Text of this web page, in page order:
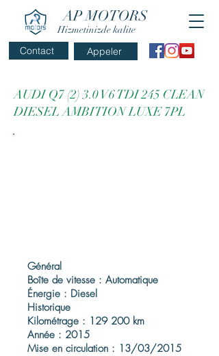
AP MOTORS
Hizmetinizde kalite
Appeler
Contact
AUDI Q7 (2) 3.0 V6 TDI 245 CLEAN
DIESEL AMBITION LUXE 7PL
Général
Boîte de vitesse : Automatique
Énergie : Diesel
Historique
Kilométrage : 129 200 km
Année : 2015
Mise en circulation : 13/03/2015